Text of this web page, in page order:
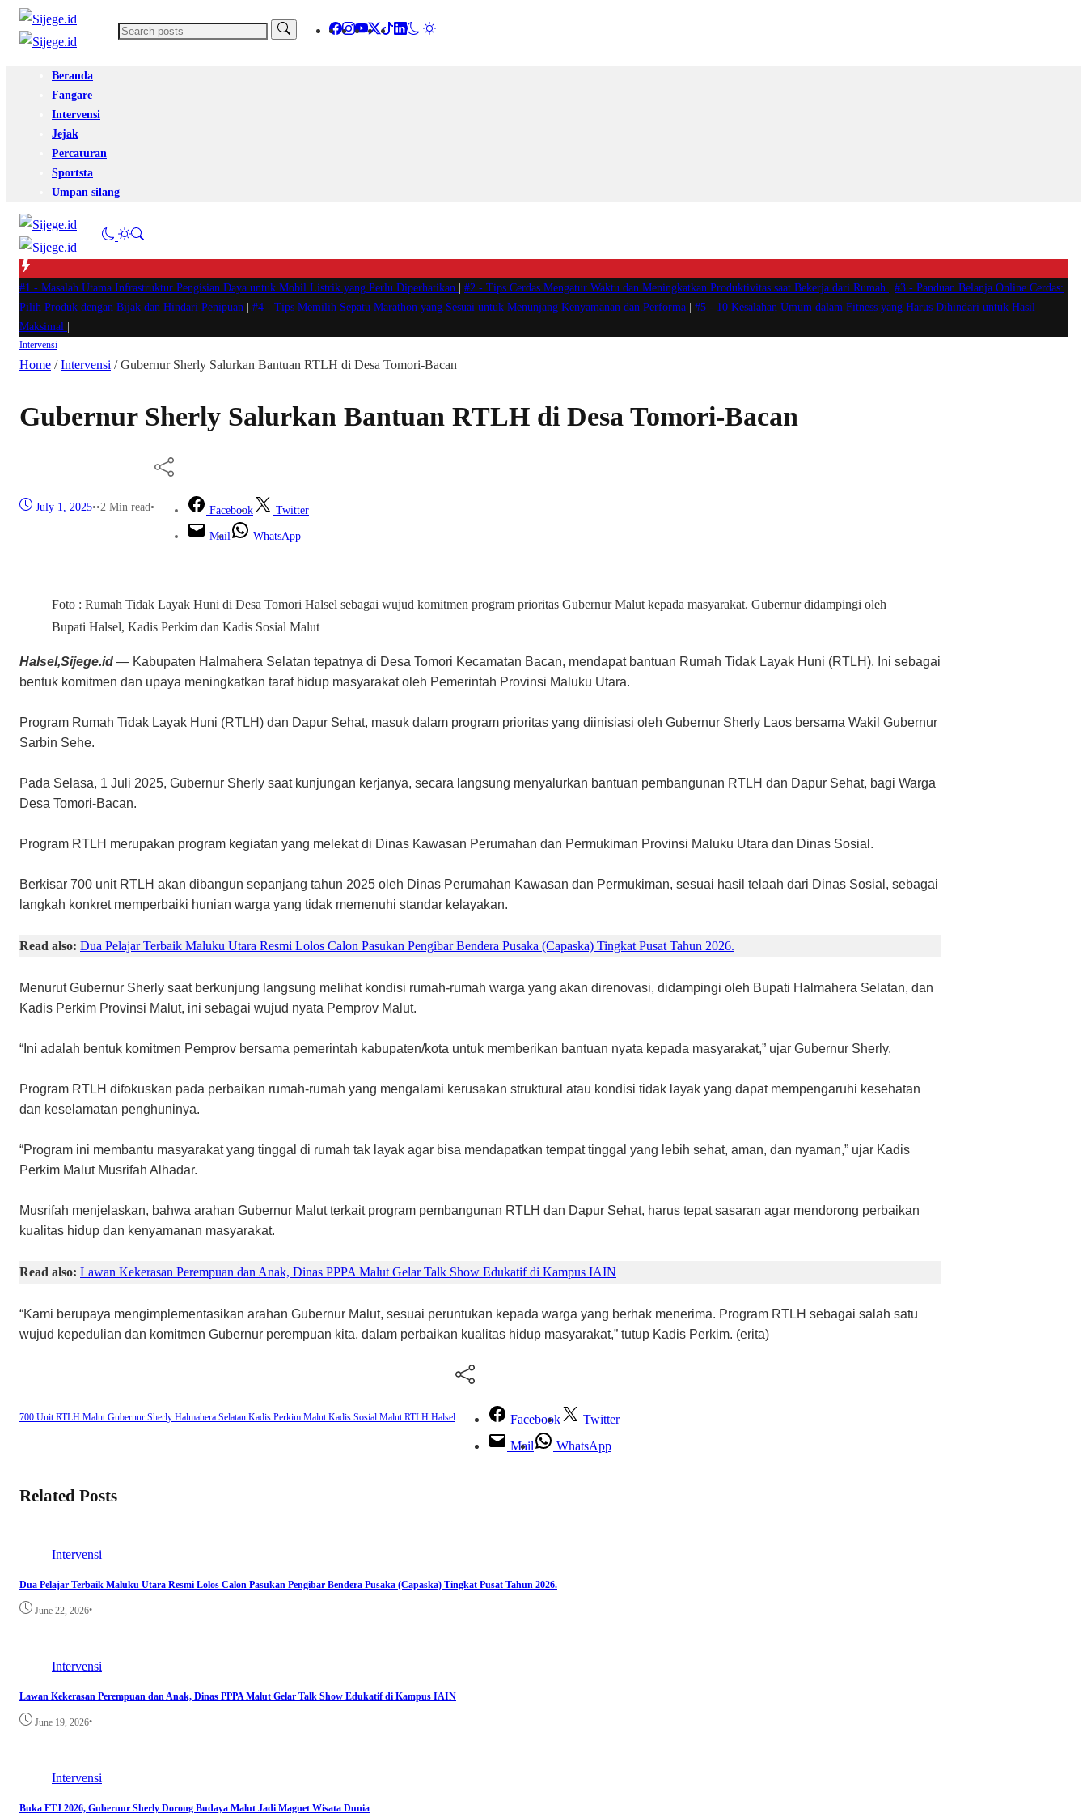
Beranda
Fangare
Intervensi
Jejak
Percaturan
Sportsta
Umpan silang
#1 - Masalah Utama Infrastruktur Pengisian Daya untuk Mobil Listrik yang Perlu Diperhatikan #2 - Tips Cerdas Mengatur Waktu dan Meningkatkan Produktivitas saat Bekerja dari Rumah #3 - Panduan Belanja Online Cerdas:
Pilih Produk dengan Bijak dan Hindari Penipuan
#4 - Tips Memilih Sepatu Marathon yang Sesuai untuk Menunjang Kenyamanan dan Performa #5 - 10 Kesalahan Umum dalam Fitness yang Harus Dihindari untuk Hasil
Maksimal
Intervensi
Home /Intervensi /Gubernur Sherly Salurkan Bantuan RTLH di Desa Tomori-Bacan
Gubernur Sherly Salurkan Bantuan RTLH di Desa Tomori-Bacan
July 1, 2025••2 Min read• Facebook Twitter
Mail WhatsApp
Foto : Rumah Tidak Layak Huni di Desa Tomori Halsel sebagai wujud komitmen program prioritas Gubernur Malut kepada masyarakat. Gubernur didampingi oleh
Bupati Halsel, Kadis Perkim dan Kadis Sosial Malut
Halsel,Sijege.id — Kabupaten Halmahera Selatan tepatnya di Desa Tomori Kecamatan Bacan, mendapat bantuan Rumah Tidak Layak Huni (RTLH). Ini sebagai
bentuk komitmen dan upaya meningkatkan taraf hidup masyarakat oleh Pemerintah Provinsi Maluku Utara.
Program Rumah Tidak Layak Huni (RTLH) dan Dapur Sehat, masuk dalam program prioritas yang diinisiasi oleh Gubernur Sherly Laos bersama Wakil Gubernur
Sarbin Sehe.
Pada Selasa, 1 Juli 2025, Gubernur Sherly saat kunjungan kerjanya, secara langsung menyalurkan bantuan pembangunan RTLH dan Dapur Sehat, bagi Warga
Desa Tomori-Bacan.
Program RTLH merupakan program kegiatan yang melekat di Dinas Kawasan Perumahan dan Permukiman Provinsi Maluku Utara dan Dinas Sosial.
Berkisar 700 unit RTLH akan dibangun sepanjang tahun 2025 oleh Dinas Perumahan Kawasan dan Permukiman, sesuai hasil telaah dari Dinas Sosial, sebagai
langkah konkret memperbaiki hunian warga yang tidak memenuhi standar kelayakan.
Read also: Dua Pelajar Terbaik Maluku Utara Resmi Lolos Calon Pasukan Pengibar Bendera Pusaka (Capaska) Tingkat Pusat Tahun 2026.
Menurut Gubernur Sherly saat berkunjung langsung melihat kondisi rumah-rumah warga yang akan direnovasi, didampingi oleh Bupati Halmahera Selatan, dan
Kadis Perkim Provinsi Malut, ini sebagai wujud nyata Pemprov Malut.
“Ini adalah bentuk komitmen Pemprov bersama pemerintah kabupaten/kota untuk memberikan bantuan nyata kepada masyarakat,” ujar Gubernur Sherly.
Program RTLH difokuskan pada perbaikan rumah-rumah yang mengalami kerusakan struktural atau kondisi tidak layak yang dapat mempengaruhi kesehatan
dan keselamatan penghuninya.
“Program ini membantu masyarakat yang tinggal di rumah tak layak agar bisa mendapatkan tempat tinggal yang lebih sehat, aman, dan nyaman,” ujar Kadis
Perkim Malut Musrifah Alhadar.
Musrifah menjelaskan, bahwa arahan Gubernur Malut terkait program pembangunan RTLH dan Dapur Sehat, harus tepat sasaran agar mendorong perbaikan
kualitas hidup dan kenyamanan masyarakat.
Read also: Lawan Kekerasan Perempuan dan Anak, Dinas PPPA Malut Gelar Talk Show Edukatif di Kampus IAIN
“Kami berupaya mengimplementasikan arahan Gubernur Malut, sesuai peruntukan kepada warga yang berhak menerima. Program RTLH sebagai salah satu
wujud kepedulian dan komitmen Gubernur perempuan kita, dalam perbaikan kualitas hidup masyarakat,” tutup Kadis Perkim. (erita)
700 Unit RTLH MalutGubernur Sherly Halmahera Selatan Kadis Perkim MalutKadis Sosial MalutRTLH Halsel Facebook
Twitter
Mail
WhatsApp
Related Posts
Intervensi
Dua Pelajar Terbaik Maluku Utara Resmi Lolos Calon Pasukan Pengibar Bendera Pusaka (Capaska) Tingkat Pusat Tahun 2026.
June 22, 2026•
Intervensi
Lawan Kekerasan Perempuan dan Anak, Dinas PPPA Malut Gelar Talk Show Edukatif di Kampus IAIN
June 19, 2026•
Intervensi
Buka FTJ 2026, Gubernur Sherly Dorong Budaya Malut Jadi Magnet Wisata Dunia